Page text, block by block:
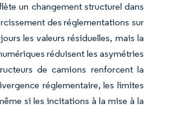
un changement structurel dans
des réglementations sur
les valeurs résiduelles, mais la
réduisent les asymétries
de camions renforcent la
réglementaire, les limites
si les incitations à la mise à la